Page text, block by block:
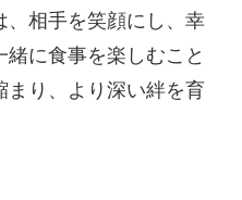
、相手を笑顔にし、幸
に食事を楽しむこと
まり、より深い絆を育